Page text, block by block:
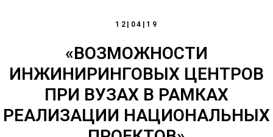
12|04|19
«ВОЗМОЖНОСТИ
ИНЖИНИРИНГОВЫХ ЦЕНТРОВ
ПРИ ВУЗАХ В РАМКАХ
РЕАЛИЗАЦИИ НАЦИОНАЛЬНЫХ